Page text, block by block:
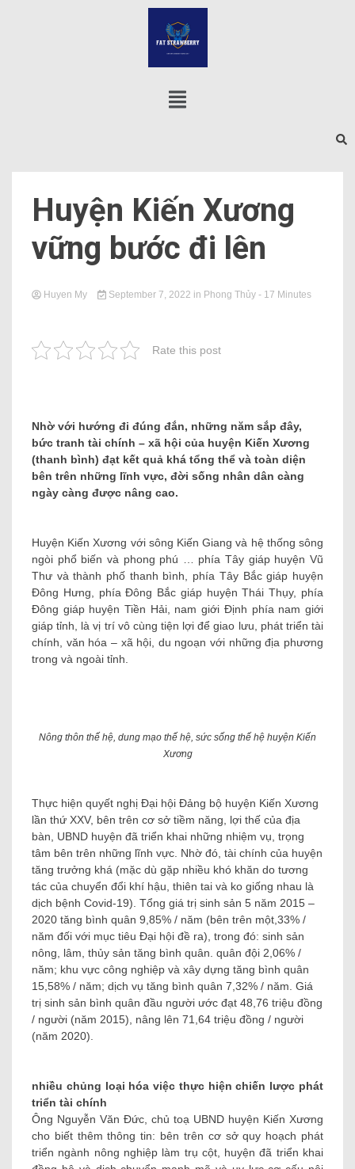
Huyện Kiến Xương
vững bước đi lên
Huyen My September 7, 2022 in Phong Thủy - 17 Minutes
Rate this post
Nhờ với hướng đi đúng đắn, những năm sắp đây,
bức tranh tài chính – xã hội của huyện Kiến Xương
(thanh bình) đạt kết quả khá tổng thể và toàn diện
bên trên những lĩnh vực, đời sống nhân dân càng
ngày càng được nâng cao.
Huyện Kiến Xương với sông Kiến Giang và hệ thống sông
ngòi phổ biến và phong phú … phía Tây giáp huyện Vũ
Thư và thành phố thanh bình, phía Tây Bắc giáp huyện
Đông Hưng, phía Đông Bắc giáp huyện Thái Thụy, phía
Đông giáp huyện Tiền Hải, nam giới Định phía nam giới
giáp tỉnh, là vị trí vô cùng tiện lợi để giao lưu, phát triển tài
chính, văn hóa – xã hội, du ngoạn với những địa phương
trong và ngoài tỉnh.
Nông thôn thế hệ, dung mạo thế hệ, sức sống thế hệ huyện Kiến
Xương
Thực hiện quyết nghị Đại hội Đảng bộ huyện Kiến Xương
lần thứ XXV, bên trên cơ sở tiềm năng, lợi thế của địa
bàn, UBND huyện đã triển khai những nhiệm vụ, trọng
tâm bên trên những lĩnh vực. Nhờ đó, tài chính của huyện
tăng trưởng khá (mặc dù gặp nhiều khó khăn do tương
tác của chuyển đổi khí hậu, thiên tai và ko giống nhau là
dịch bệnh Covid-19). Tổng giá trị sinh sản 5 năm 2015 –
2020 tăng bình quân 9,85% / năm (bên trên một,33% /
năm đối với mục tiêu Đại hội đề ra), trong đó: sinh sản
nông, lâm, thủy sản tăng bình quân. quân đội 2,06% /
năm; khu vực công nghiệp và xây dựng tăng bình quân
15,58% / năm; dịch vụ tăng bình quân 7,32% / năm. Giá
trị sinh sản bình quân đầu người ước đạt 48,76 triệu đồng
/ người (năm 2015), nâng lên 71,64 triệu đồng / người
(năm 2020).
nhiều chủng loại hóa việc thực hiện chiến lược phát
triển tài chính
Ông Nguyễn Văn Đức, chủ toạ UBND huyện Kiến Xương
cho biết thêm thông tin: bên trên cơ sở quy hoạch phát
triển ngành nông nghiệp làm trụ cột, huyện đã triển khai